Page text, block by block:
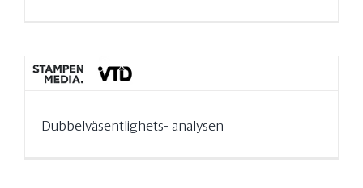
Dubbelväsentlighets- analysen